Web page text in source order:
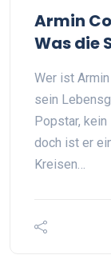
Armin
Was die
Wer ist
sein
Popstar, kein
doch ist er
Kreisen…